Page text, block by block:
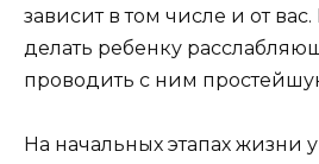
зависит в том числе и от
делать ребенку
проводить с ним
На начальных этапах жизни